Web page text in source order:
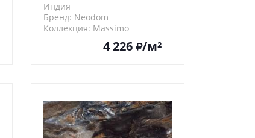
Индия
Бренд: Neodom
Коллекция: Massimo
4 226 /м²